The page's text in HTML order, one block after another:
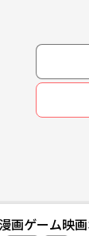
画ゲーム映